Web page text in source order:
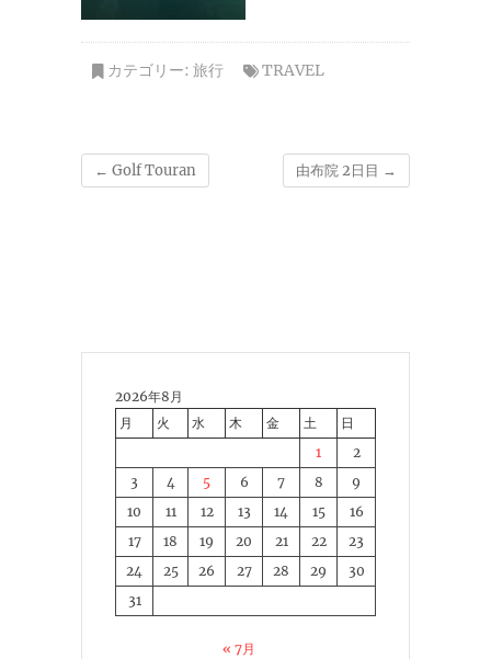
カテゴリー: 旅行 TRAVEL
← Golf Touran 由布院 2日目 →
2026年8月
月
火 水 木 金 土
日
1
2
3
4 5 6 7 8
9
10
11 12 13 14 15
16
17
18 19 20 21 22
23
24
25 26 27 28 29
30
31
« 7月